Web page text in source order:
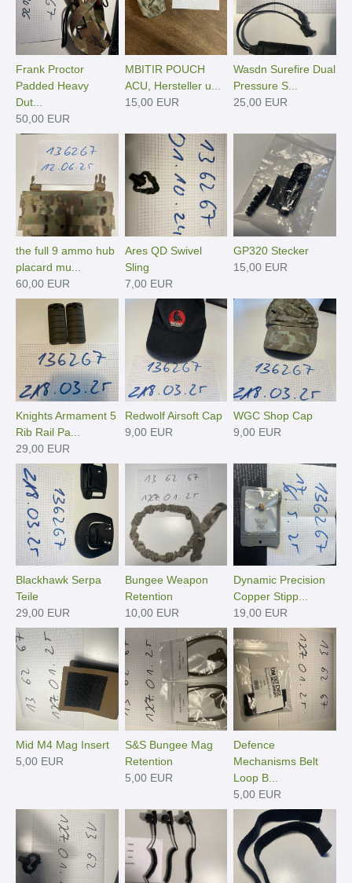
Frank Proctor
Padded Heavy
Dut...
50,00 EUR
MBITIR POUCH
ACU, Hersteller u...
15,00 EUR
Wasdn Surefire Dual
Pressure S...
25,00 EUR
the full 9 ammo hub
placard mu...
60,00 EUR
Ares QD Swivel
Sling
7,00 EUR
GP320 Stecker
15,00 EUR
Knights Armament 5
Rib Rail Pa...
29,00 EUR
Redwolf Airsoft Cap
9,00 EUR
WGC Shop Cap
9,00 EUR
Blackhawk Serpa
Teile
29,00 EUR
Bungee Weapon
Retention
10,00 EUR
Dynamic Precision
Copper Stipp...
19,00 EUR
Mid M4 Mag Insert
5,00 EUR
S&S Bungee Mag
Retention
5,00 EUR
Defence
Mechanisms Belt
Loop B...
5,00 EUR